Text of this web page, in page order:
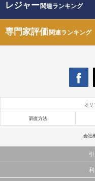
レジャー関連ランキング
専門家評価関連ランキング
オリ
調査方法
会社
当サイトで公開されている情報（文